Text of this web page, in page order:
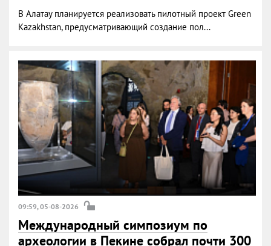
В Алатау планируется реализовать пилотный проект Green
Kazakhstan, предусматривающий создание пол...
09:59, 05-08-2026
Международный симпозиум по
археологии в Пекине собрал почти 300